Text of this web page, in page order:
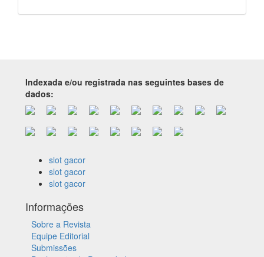
Indexada e/ou registrada nas seguintes bases de
dados:
slot gacor
slot gacor
slot gacor
Informações
Sobre a Revista
Equipe Editorial
Submissões